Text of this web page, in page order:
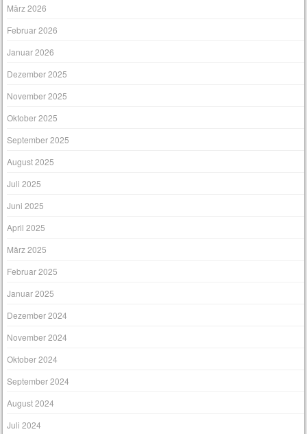
März 2026
Februar 2026
Januar 2026
Dezember 2025
November 2025
Oktober 2025
September 2025
August 2025
Juli 2025
Juni 2025
April 2025
März 2025
Februar 2025
Januar 2025
Dezember 2024
November 2024
Oktober 2024
September 2024
August 2024
Juli 2024